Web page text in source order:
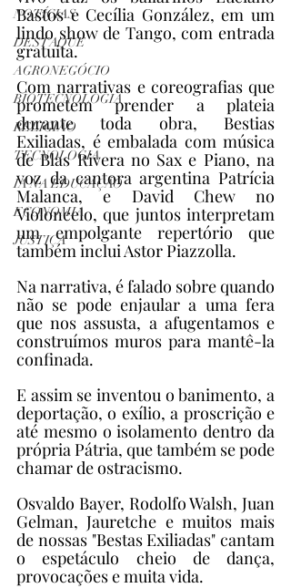
NOTÍCIAS
DESTAQUE
AGRONEGÓCIO
BIOTECNOLOGIA
RELIGIÃO
TECNOLOGIA
IA NA EDUCAÇÃO
ECONOMIA
JUSTIÇA
Bastos e Cecília González, em um
lindo show de Tango, com entrada
gratuita.
Com narrativas e coreografias que
prometem prender a plateia
durante toda obra, Bestias
Exiliadas, é embalada com música
de Blas Rivera no Sax e Piano, na
voz da cantora argentina Patrícia
Malanca, e David Chew no
Violoncelo, que juntos interpretam
um empolgante repertório que
também inclui Astor Piazzolla.
Na narrativa, é falado sobre quando
não se pode enjaular a uma fera
que nos assusta, a afugentamos e
construímos muros para mantê-la
confinada.
E assim se inventou o banimento, a
deportação, o exílio, a proscrição e
até mesmo o isolamento dentro da
própria Pátria, que também se pode
chamar de ostracismo.
Osvaldo Bayer, Rodolfo Walsh, Juan
Gelman, Jauretche e muitos mais
de nossas "Bestas Exiliadas" cantam
o espetáculo cheio de dança,
provocações e muita vida.